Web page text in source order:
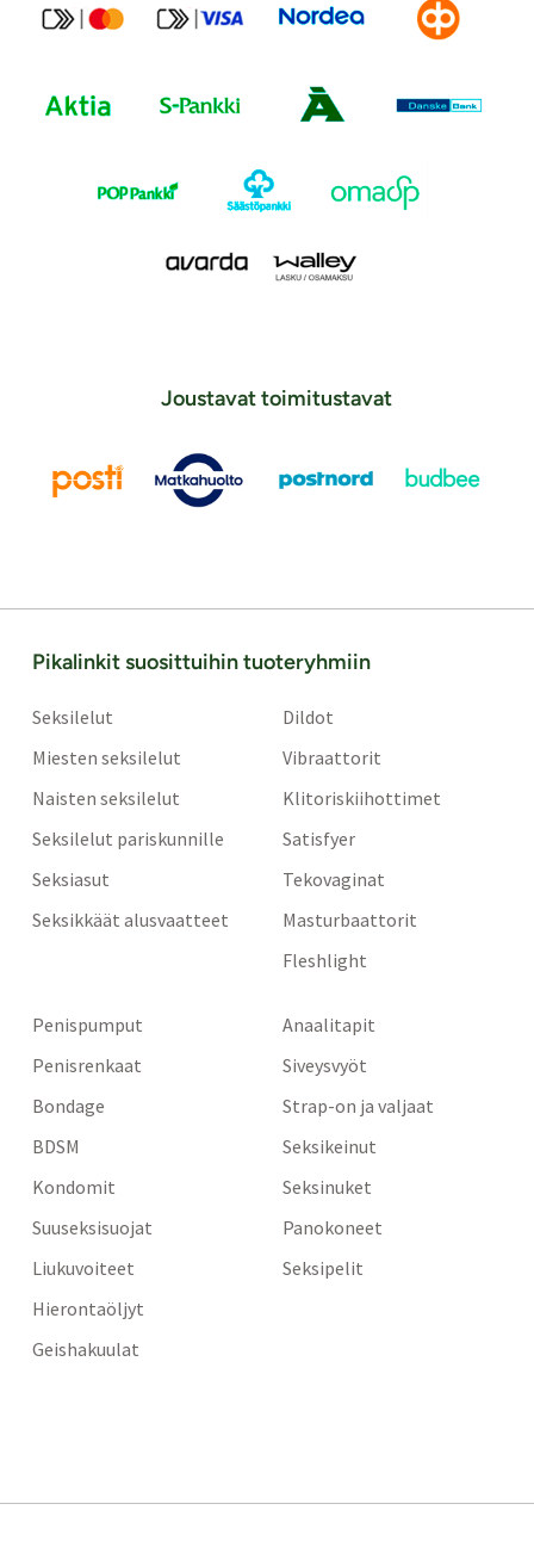
Joustavat toimitustavat
Pikalinkit suosittuihin tuoteryhmiin
Seksilelut
Miesten seksilelut
Naisten seksilelut
Seksilelut pariskunnille
Seksiasut
Seksikkäät alusvaatteet
Dildot
Vibraattorit
Klitoriskiihottimet
Satisfyer
Tekovaginat
Masturbaattorit
Fleshlight
Penispumput
Penisrenkaat
Bondage
BDSM
Kondomit
Suuseksisuojat
Liukuvoiteet
Hierontaöljyt
Geishakuulat
Anaalitapit
Siveysvyöt
Strap-on ja valjaat
Seksikeinut
Seksinuket
Panokoneet
Seksipelit